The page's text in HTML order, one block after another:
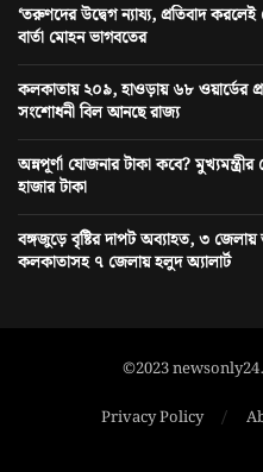
‘তরুণদের উদ্বেগ ন্যায্য, প্রতিবাদ
বার্তা মোহন ভাগবতের
কলকাতায় ২০৯, হাওড়ায় ৬৮ ওয়ার্ডের
সংশোধনী বিল আনছে রাজ্য
অন্নপূর্ণা যোজনার টাকা কবে?
হাজার টাকা
বঙ্গজুড়ে বৃষ্টির দাপট অব্যাহত, ৩ জেলায়
কলকাতাসহ ৭ জেলায় হলুদ অ্যালার্ট
©2023
Privacy Policy